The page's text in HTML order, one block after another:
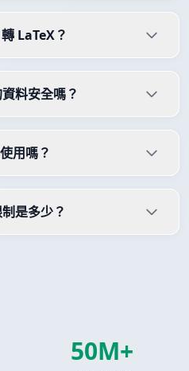
LaTeX？
料安全嗎？
用嗎？
是多少？
50M+